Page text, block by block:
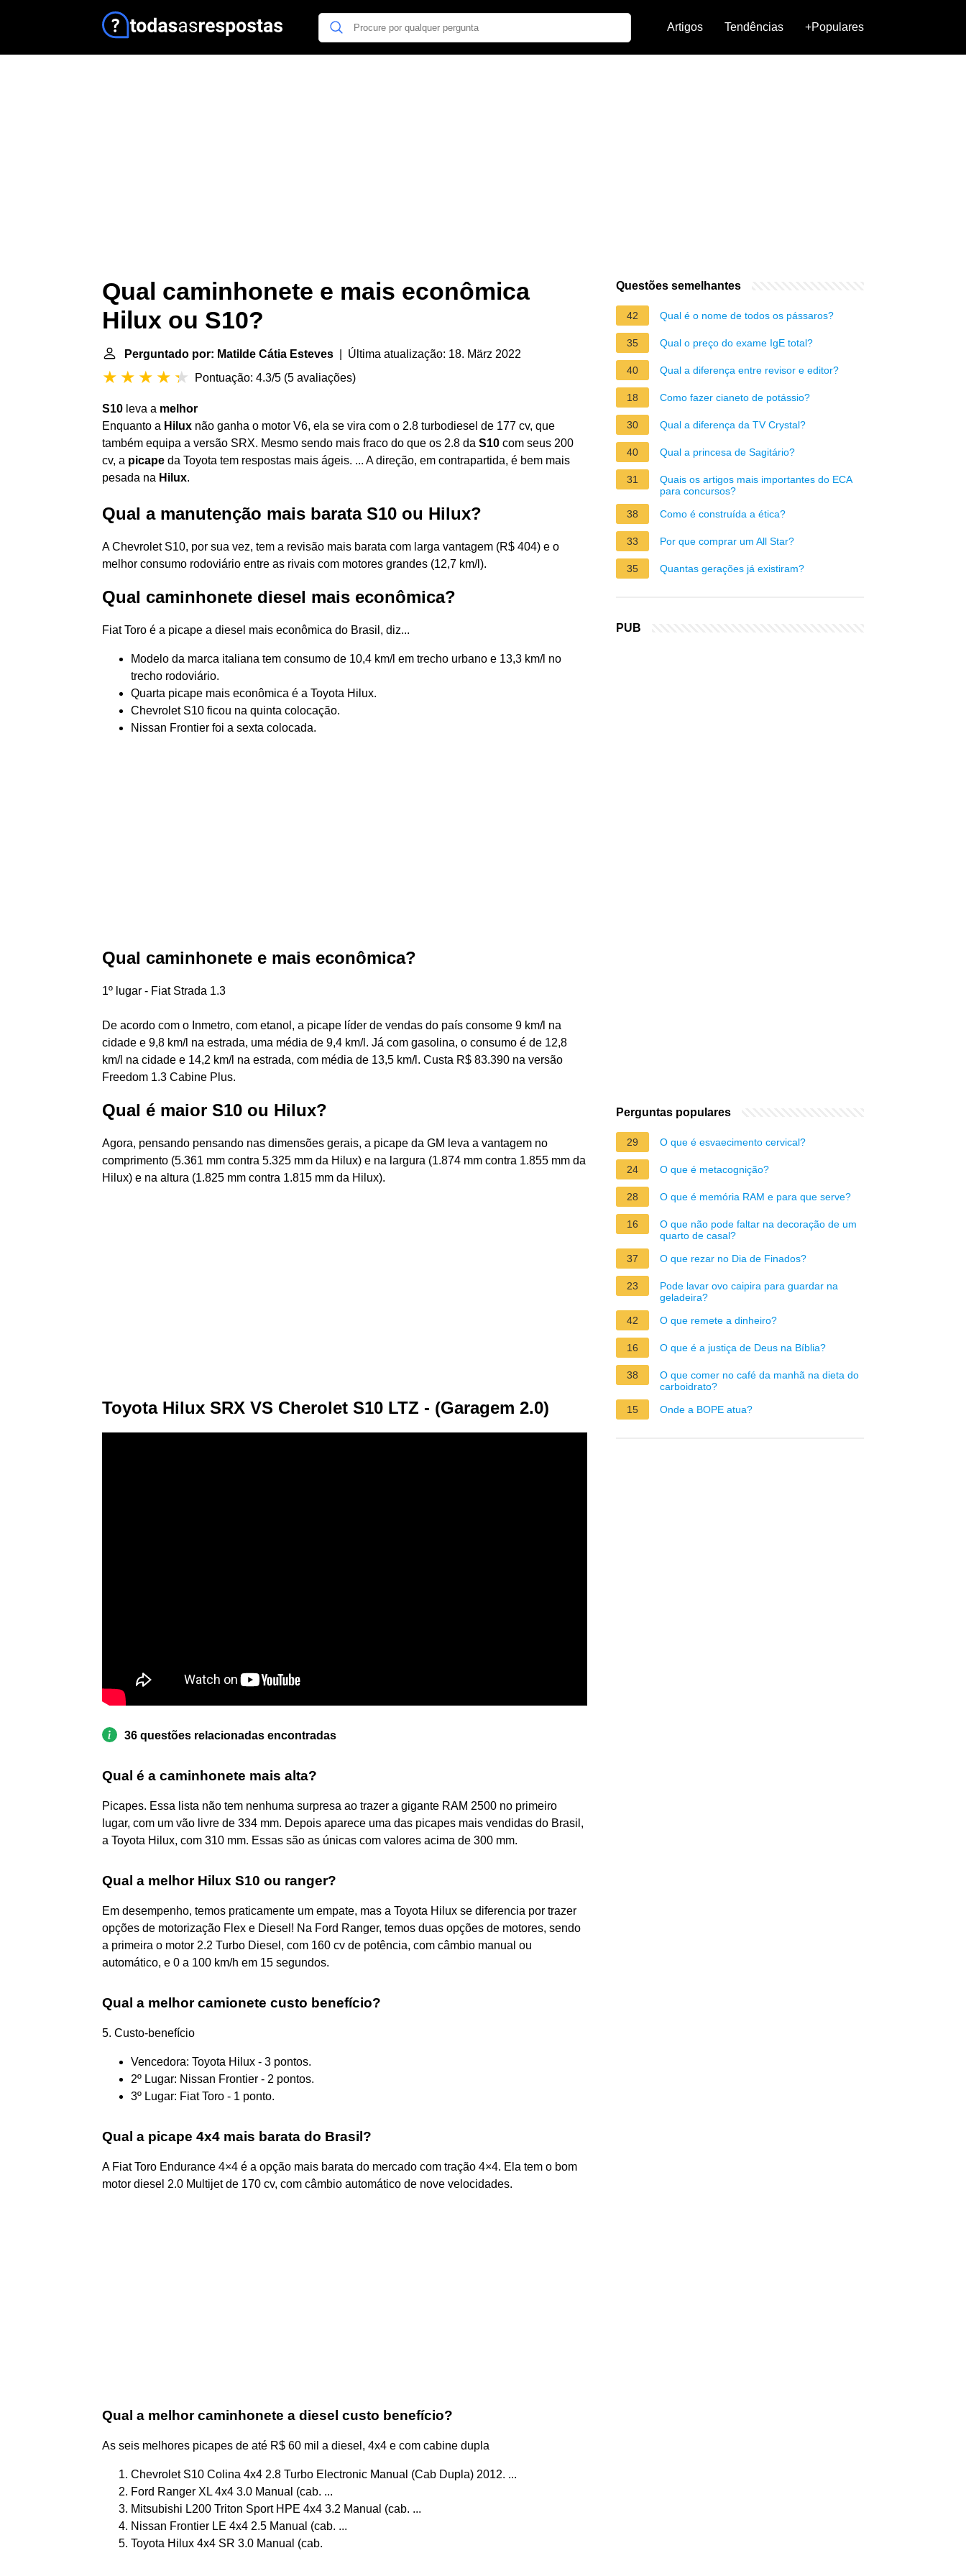
Artigos Tendências +Populares
Qual caminhonete e mais econômica
Hilux ou S10?
Perguntado por: Matilde Cátia Esteves | Última atualização: 18. März 2022
Pontuação: 4.3/5 (5 avaliações)
S10 leva a melhor
Enquanto a Hilux não ganha o motor V6, ela se vira com o 2.8 turbodiesel de 177 cv, que
também equipa a versão SRX. Mesmo sendo mais fraco do que os 2.8 da S10 com seus 200
cv, a picape da Toyota tem respostas mais ágeis. ... A direção, em contrapartida, é bem mais
pesada na Hilux.
Qual a manutenção mais barata S10 ou Hilux?
A Chevrolet S10, por sua vez, tem a revisão mais barata com larga vantagem (R$ 404) e o
melhor consumo rodoviário entre as rivais com motores grandes (12,7 km/l).
Qual caminhonete diesel mais econômica?
Fiat Toro é a picape a diesel mais econômica do Brasil, diz...
Modelo da marca italiana tem consumo de 10,4 km/l em trecho urbano e 13,3 km/l no
trecho rodoviário.
Quarta picape mais econômica é a Toyota Hilux.
Chevrolet S10 ficou na quinta colocação.
Nissan Frontier foi a sexta colocada.
Qual caminhonete e mais econômica?
1º lugar - Fiat Strada 1.3
De acordo com o Inmetro, com etanol, a picape líder de vendas do país consome 9 km/l na
cidade e 9,8 km/l na estrada, uma média de 9,4 km/l. Já com gasolina, o consumo é de 12,8
km/l na cidade e 14,2 km/l na estrada, com média de 13,5 km/l. Custa R$ 83.390 na versão
Freedom 1.3 Cabine Plus.
Qual é maior S10 ou Hilux?
Agora, pensando pensando nas dimensões gerais, a picape da GM leva a vantagem no
comprimento (5.361 mm contra 5.325 mm da Hilux) e na largura (1.874 mm contra 1.855 mm da
Hilux) e na altura (1.825 mm contra 1.815 mm da Hilux).
Toyota Hilux SRX VS Cherolet S10 LTZ - (Garagem 2.0)
36 questões relacionadas encontradas
Qual é a caminhonete mais alta?
Picapes. Essa lista não tem nenhuma surpresa ao trazer a gigante RAM 2500 no primeiro
lugar, com um vão livre de 334 mm. Depois aparece uma das picapes mais vendidas do Brasil,
a Toyota Hilux, com 310 mm. Essas são as únicas com valores acima de 300 mm.
Qual a melhor Hilux S10 ou ranger?
Em desempenho, temos praticamente um empate, mas a Toyota Hilux se diferencia por trazer
opções de motorização Flex e Diesel! Na Ford Ranger, temos duas opções de motores, sendo
a primeira o motor 2.2 Turbo Diesel, com 160 cv de potência, com câmbio manual ou
automático, e 0 a 100 km/h em 15 segundos.
Qual a melhor camionete custo benefício?
5. Custo-benefício
Vencedora: Toyota Hilux - 3 pontos.
2º Lugar: Nissan Frontier - 2 pontos.
3º Lugar: Fiat Toro - 1 ponto.
Qual a picape 4x4 mais barata do Brasil?
A Fiat Toro Endurance 4×4 é a opção mais barata do mercado com tração 4×4. Ela tem o bom
motor diesel 2.0 Multijet de 170 cv, com câmbio automático de nove velocidades.
Qual a melhor caminhonete a diesel custo benefício?
As seis melhores picapes de até R$ 60 mil a diesel, 4x4 e com cabine dupla
Chevrolet S10 Colina 4x4 2.8 Turbo Electronic Manual (Cab Dupla) 2012. ...
Ford Ranger XL 4x4 3.0 Manual (cab. ...
Mitsubishi L200 Triton Sport HPE 4x4 3.2 Manual (cab. ...
Nissan Frontier LE 4x4 2.5 Manual (cab. ...
Toyota Hilux 4x4 SR 3.0 Manual (cab.
Questões semelhantes
42 Qual é o nome de todos os pássaros?
35 Qual o preço do exame IgE total?
40 Qual a diferença entre revisor e editor?
18 Como fazer cianeto de potássio?
30 Qual a diferença da TV Crystal?
40 Qual a princesa de Sagitário?
31
Quais os artigos mais importantes do ECA
para concursos?
38
Como é construída a ética?
33 Por que comprar um All Star?
35 Quantas gerações já existiram?
PUB
Perguntas populares
29 O que é esvaecimento cervical?
24 O que é metacognição?
28 O que é memória RAM e para que serve?
16
O que não pode faltar na decoração de um
quarto de casal?
37
O que rezar no Dia de Finados?
23
Pode lavar ovo caipira para guardar na
geladeira?
42
O que remete a dinheiro?
16 O que é a justiça de Deus na Bíblia?
38
O que comer no café da manhã na dieta do
carboidrato?
15
Onde a BOPE atua?